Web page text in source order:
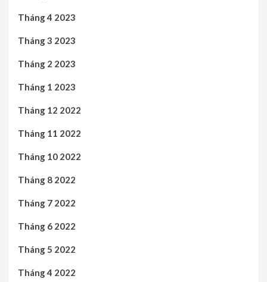
Tháng 4 2023
Tháng 3 2023
Tháng 2 2023
Tháng 1 2023
Tháng 12 2022
Tháng 11 2022
Tháng 10 2022
Tháng 8 2022
Tháng 7 2022
Tháng 6 2022
Tháng 5 2022
Tháng 4 2022